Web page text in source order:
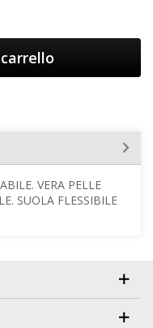
VERA PELLE
SUOLA FLESSIBILE